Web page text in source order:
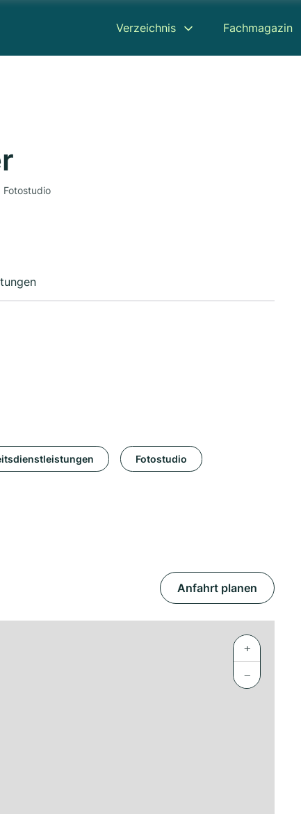
Verzeichnis Fachmagazin
Fotostudio
Fotostudio
Anfahrt planen
+
−